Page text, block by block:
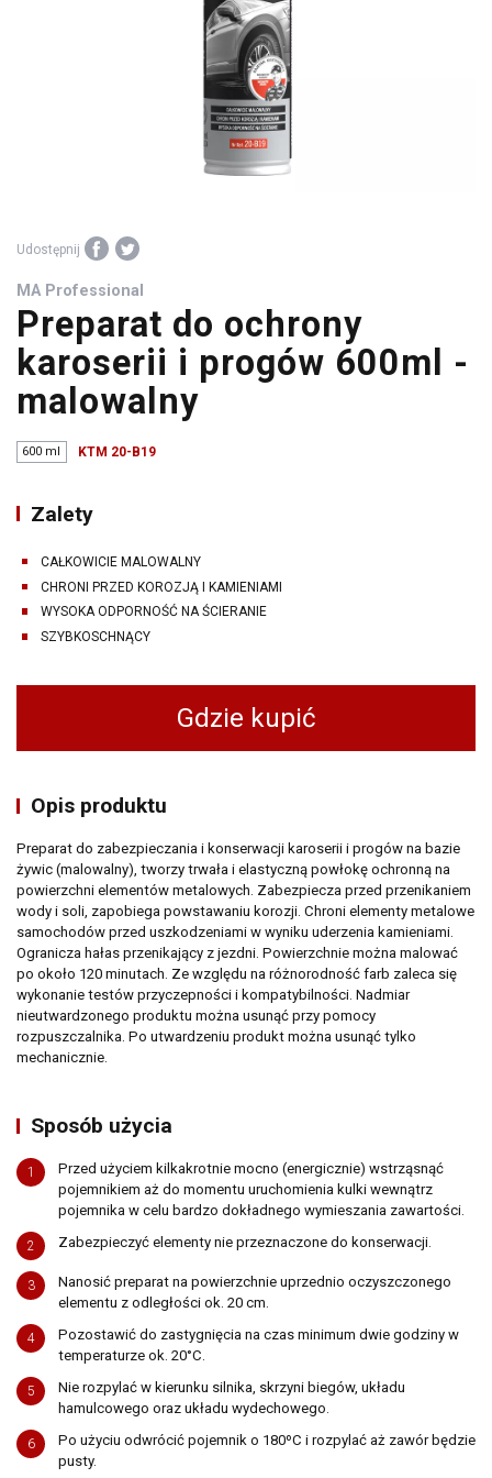
warsztatowe
Udostępnij
MA Professional
Preparat do ochrony
karoserii i progów 600ml -
malowalny
600 ml KTM 20-B19
Zalety
CAŁKOWICIE MALOWALNY
CHRONI PRZED KOROZJĄ I KAMIENIAMI
WYSOKA ODPORNOŚĆ NA ŚCIERANIE
SZYBKOSCHNĄCY
Gdzie kupić
Opis produktu
Preparat do zabezpieczania i konserwacji karoserii i progów na bazie
żywic (malowalny), tworzy trwała i elastyczną powłokę ochronną na
powierzchni elementów metalowych. Zabezpiecza przed przenikaniem
wody i soli, zapobiega powstawaniu korozji. Chroni elementy metalowe
samochodów przed uszkodzeniami w wyniku uderzenia kamieniami.
Ogranicza hałas przenikający z jezdni. Powierzchnie można malować
po około 120 minutach. Ze względu na różnorodność farb zaleca się
wykonanie testów przyczepności i kompatybilności. Nadmiar
nieutwardzonego produktu można usunąć przy pomocy
rozpuszczalnika. Po utwardzeniu produkt można usunąć tylko
mechanicznie.
Sposób użycia
1
Przed użyciem kilkakrotnie mocno (energicznie) wstrząsnąć
pojemnikiem aż do momentu uruchomienia kulki wewnątrz
pojemnika w celu bardzo dokładnego wymieszania zawartości.
2 Zabezpieczyć elementy nie przeznaczone do konserwacji.
3
Nanosić preparat na powierzchnie uprzednio oczyszczonego
elementu z odległości ok. 20 cm.
4
Pozostawić do zastygnięcia na czas minimum dwie godziny w
temperaturze ok. 20°C.
5
Nie rozpylać w kierunku silnika, skrzyni biegów, układu
hamulcowego oraz układu wydechowego.
6
Po użyciu odwrócić pojemnik o 180ºC i rozpylać aż zawór będzie
pusty.